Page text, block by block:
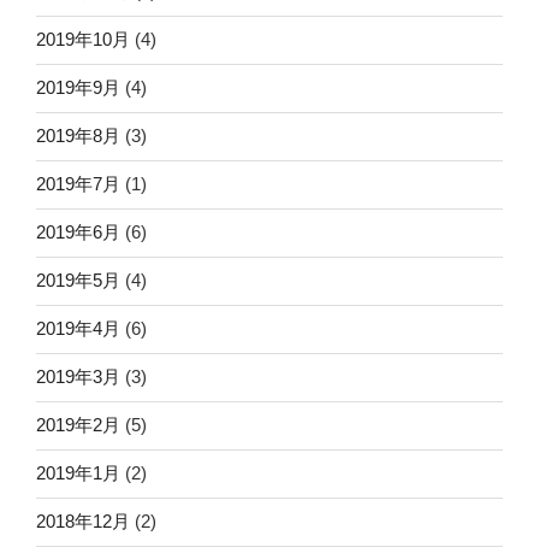
2019年10月 (4)
2019年9月 (4)
2019年8月 (3)
2019年7月 (1)
2019年6月 (6)
2019年5月 (4)
2019年4月 (6)
2019年3月 (3)
2019年2月 (5)
2019年1月 (2)
2018年12月 (2)